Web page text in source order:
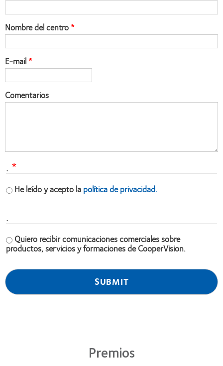
Nombre del centro
E-mail
Comentarios
.
He leído y acepto lapolítica de privacidad.
.
Quiero recibir comunicaciones comerciales sobre
productos, servicios y formaciones de CooperVision.
Premios